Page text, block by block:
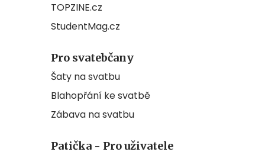
TOPZINE.cz
StudentMag.cz
Pro svatebčany
Šaty na svatbu
Blahopřání ke svatbě
Zábava na svatbu
Patička - Pro uživatele